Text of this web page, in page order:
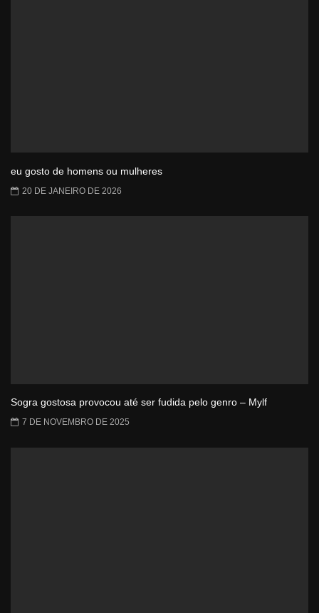
eu gosto de homens ou mulheres
20 DE JANEIRO DE 2026
Sogra gostosa provocou até ser fudida pelo genro – Mylf
7 DE NOVEMBRO DE 2025